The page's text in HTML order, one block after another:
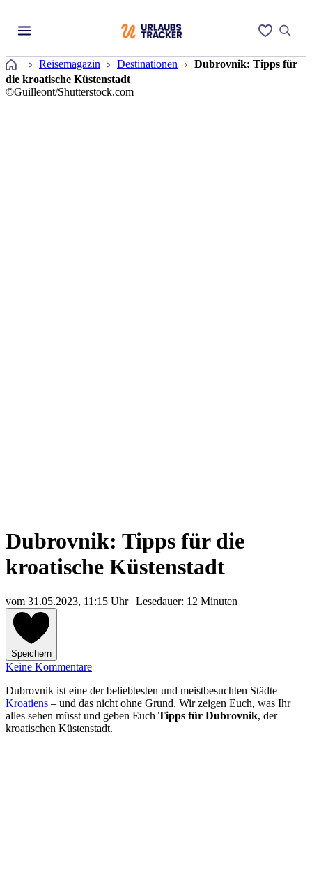
Startseite
Reisemagazin Destinationen
Dubrovnik: Tipps für
die kroatische Küstenstadt
©Guilleont/Shutterstock.com
Dubrovnik: Tipps für die
kroatische Küstenstadt
vom 31.05.2023, 11:15 Uhr| Lesedauer: 12 Minuten
Speichern
Keine Kommentare
Dubrovnik ist eine der beliebtesten und meistbesuchten Städte
Kroatiens – und das nicht ohne Grund. Wir zeigen Euch, was Ihr
alles sehen müsst und geben Euch Tipps für Dubrovnik, der
kroatischen Küstenstadt.